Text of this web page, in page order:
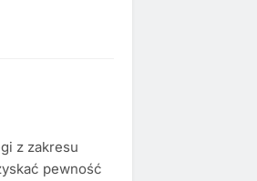
z zakresu
pewność